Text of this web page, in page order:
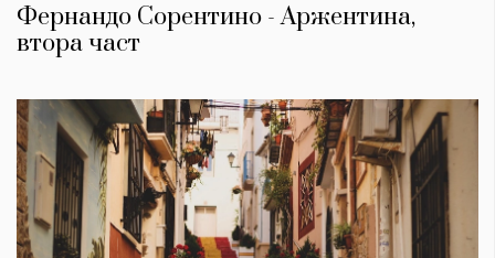
Фернандо Сорентино - Аржентина,
втора част